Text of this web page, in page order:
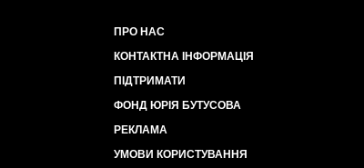
ПРО НАС
КОНТАКТНА ІНФОРМАЦІЯ
ПІДТРИМАТИ
ФОНД ЮРІЯ БУТУСОВА
РЕКЛАМА
УМОВИ КОРИСТУВАННЯ